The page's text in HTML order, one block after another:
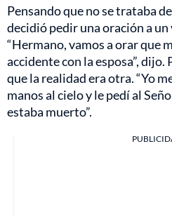
Pensando que no se trataba
decidió pedir una oración a
“Hermano, vamos a orar que
accidente con la esposa”,
que la realidad era otra. “Yo
manos al cielo y le pedí al
estaba muerto”.